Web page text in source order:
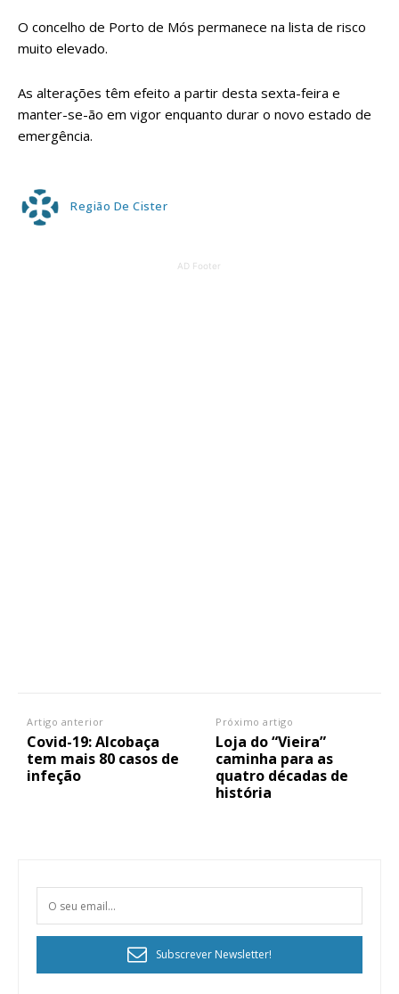
O concelho de Porto de Mós permanece na lista de risco
muito elevado.
As alterações têm efeito a partir desta sexta-feira e
manter-se-ão em vigor enquanto durar o novo estado de
emergência.
Região De Cister
AD Footer
Artigo anterior
Covid-19: Alcobaça
tem mais 80 casos de
infeção
Próximo artigo
Loja do “Vieira”
caminha para as
quatro décadas de
história
Subscrever Newsletter!